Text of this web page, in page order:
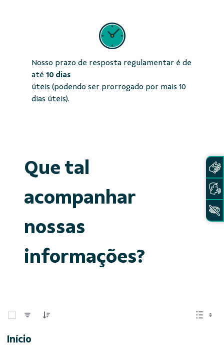
Nosso prazo de resposta regulamentar é de
até 10 dias
úteis (podendo ser prorrogado por mais 10
dias úteis).
Que tal
acompanhar
nossas
informações?
Início